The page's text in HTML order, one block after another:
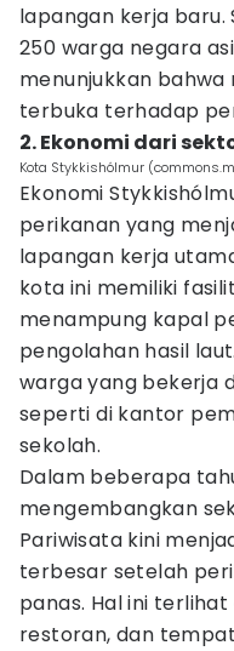
lapangan kerja
250 warga negara
menunjukkan
terbuka terhadap
2. Ekonomi dari
Kota Stykkishólmur
Ekonomi
perikanan yang
lapangan kerja
kota ini memiliki
menampung kapal
pengolahan hasil
warga yang bekerja
seperti di kantor
sekolah.
Dalam beberapa
mengembangkan
Pariwisata kini
terbesar setelah
panas. Hal ini
restoran, dan